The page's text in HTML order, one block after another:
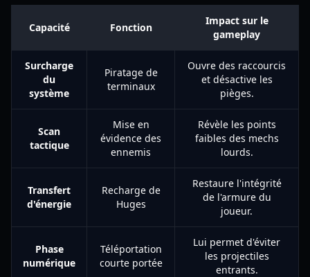
Capacité Fonction
Impact sur le
gameplay
Surcharge
du
système
Piratage de
terminaux
Ouvre des raccourcis
et désactive les
pièges.
Scan
tactique
Mise en
évidence des
ennemis
Révèle les points
faibles des mechs
lourds.
Transfert
d'énergie
Recharge de
Huges
Restaure l'intégrité
de l'armure du
joueur.
Phase
numérique
Téléportation
courte portée
Lui permet d'éviter
les projectiles
entrants.